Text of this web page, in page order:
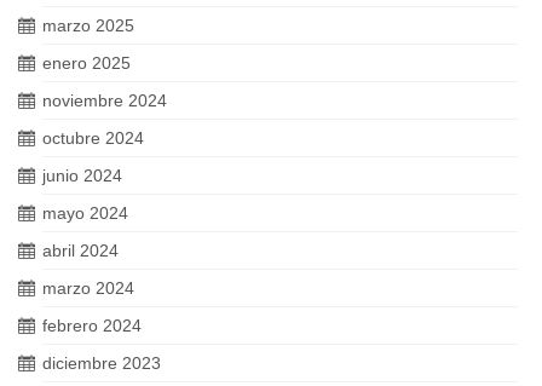
marzo 2025
enero 2025
noviembre 2024
octubre 2024
junio 2024
mayo 2024
abril 2024
marzo 2024
febrero 2024
diciembre 2023